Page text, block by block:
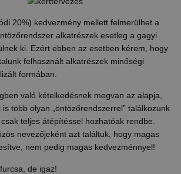
20%) kedvezmény mellett felmerülhet a
alkatrészek esetleg a gagyi
ki. Ezért ebben az esetben kérem, hogy
felhasznált alkatrészek minőségi
formában.
való kételkedésnek megvan az alapja,
több olyan „öntözőrendszerrel” találkozunk
teljes átépítéssel hozhatóak rendbe.
nevezőjeként azt találtuk, hogy magas
nem pedig magas kedvezménnyel!
de igaz!